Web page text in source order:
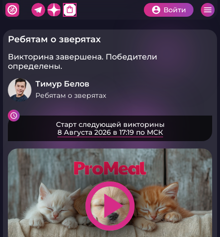
shopping_bag Войти
Ребятам о зверятах
Викторина завершена. Победители
определены.
Тимур Белов
Ребятам о зверятах
Старт следующей викторины
8 Августа 2026 в 17:19 по МСК
play_arrow